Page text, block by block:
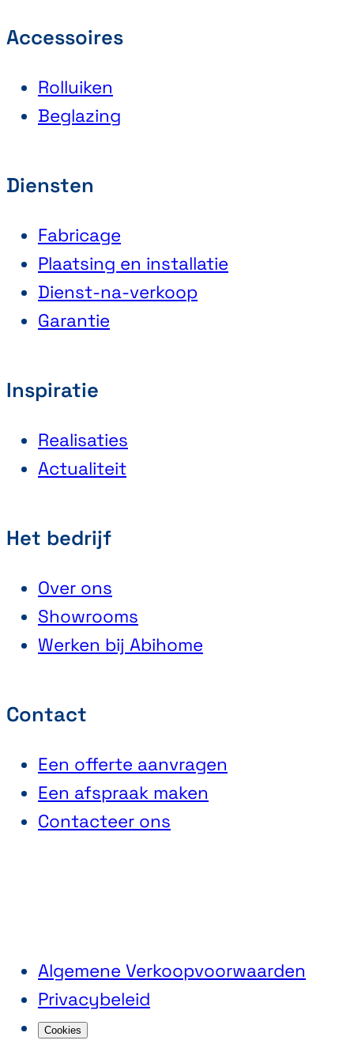
Algemene Verkoopvoorwaarden
Privacybeleid
Cookies
Accessoires
Rolluiken
Beglazing
Diensten
Fabricage
Plaatsing en installatie
Dienst-na-verkoop
Garantie
Inspiratie
Realisaties
Actualiteit
Het bedrijf
Over ons
Showrooms
Werken bij Abihome
Contact
Een offerte aanvragen
Een afspraak maken
Contacteer ons